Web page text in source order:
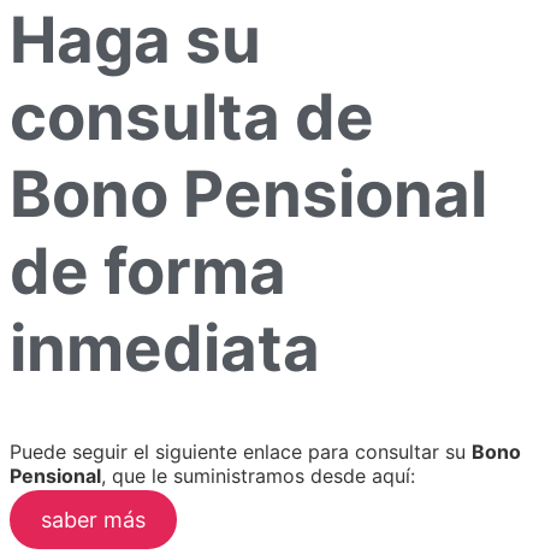
Haga su
consulta de
Bono Pensional
de forma
inmediata
Puede seguir el siguiente enlace para consultar su Bono
Pensional, que le suministramos desde aquí:
saber más